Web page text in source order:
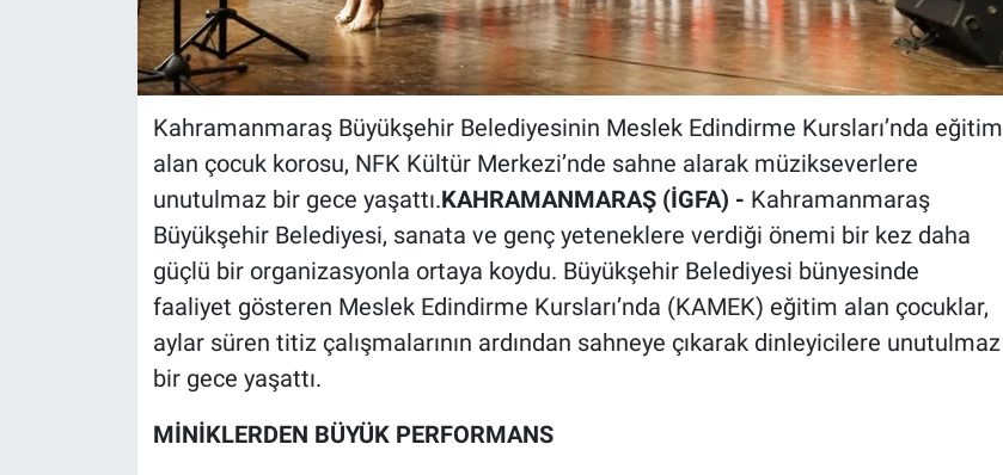
Kahramanmaraş Büyükşehir Belediyesinin Meslek Edindirme Kursları’nda eğitim
alan çocuk korosu, NFK Kültür Merkezi’nde sahne alarak müzikseverlere
unutulmaz bir gece yaşattı.KAHRAMANMARAŞ (İGFA) - Kahramanmaraş
Büyükşehir Belediyesi, sanata ve genç yeteneklere verdiği önemi bir kez daha
güçlü bir organizasyonla ortaya koydu. Büyükşehir Belediyesi bünyesinde
faaliyet gösteren Meslek Edindirme Kursları’nda (KAMEK) eğitim alan çocuklar,
aylar süren titiz çalışmalarının ardından sahneye çıkarak dinleyicilere unutulmaz
bir gece yaşattı.
MİNİKLERDEN BÜYÜK PERFORMANS